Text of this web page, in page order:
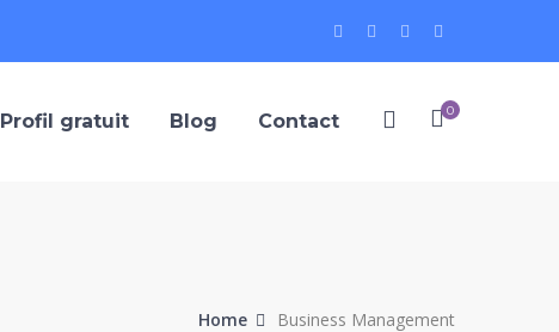
Twitter
Profile
Facebook
Profile
Instagram
ProfileProfile
0
Profil gratuit Blog Contact
Home Business Management